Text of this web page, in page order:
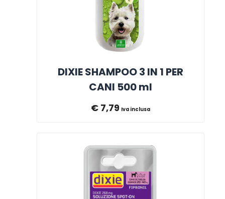
DIXIE SHAMPOO 3 IN 1 PER
CANI 500 ml
€ 7,79 Iva inclusa